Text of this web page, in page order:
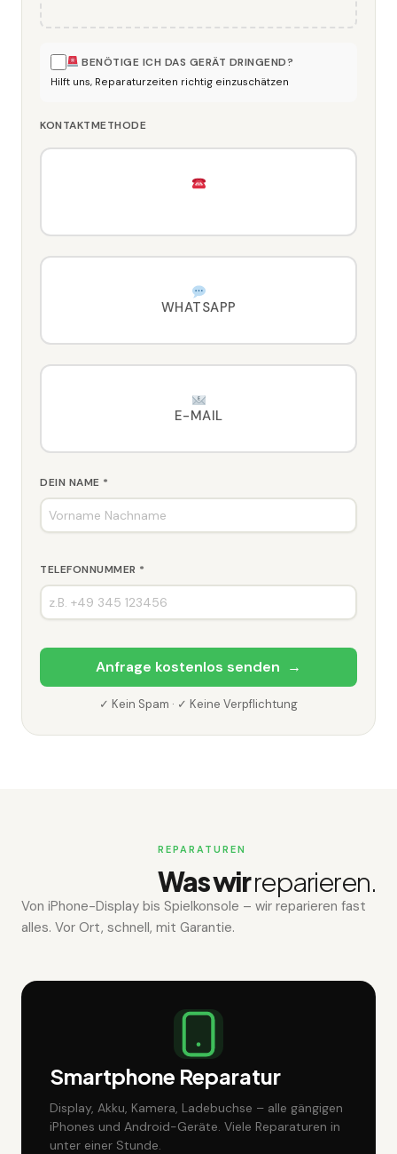
BENÖTIGE ICH DAS GERÄT DRINGEND?
Hilft uns, Reparaturzeiten richtig einzuschätzen
KONTAKTMETHODE
WHATSAPP
E-MAIL
DEIN NAME *
TELEFONNUMMER *
Anfrage kostenlos senden →
✓ Kein Spam · ✓ Keine Verpflichtung
REPARATUREN
Was wirreparieren.
Von iPhone-Display bis Spielkonsole – wir reparieren fast
alles. Vor Ort, schnell, mit Garantie.
Smartphone Reparatur
Display, Akku, Kamera, Ladebuchse – alle gängigen
iPhones und Android-Geräte. Viele Reparaturen in
unter einer Stunde.